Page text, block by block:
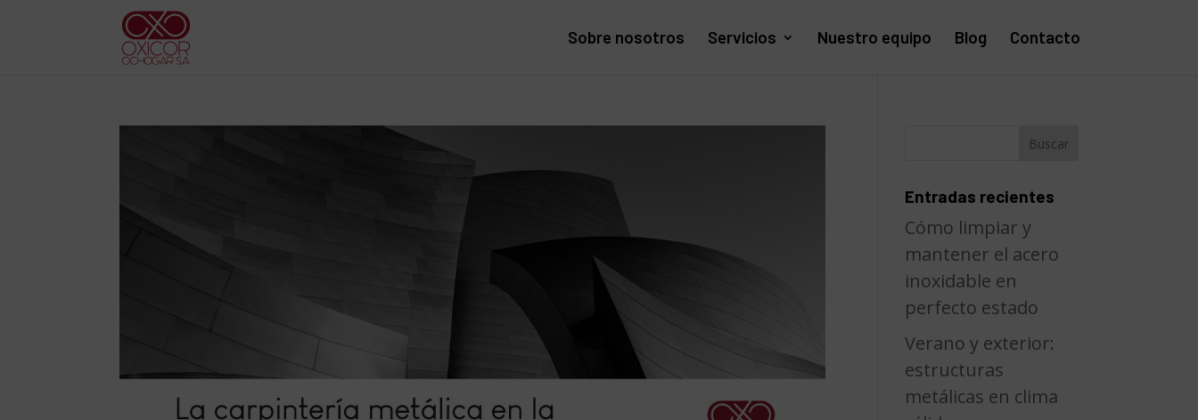
Sobre nosotros Servicios Nuestro equipo Blog Contacto
Entradas recientes
Cómo limpiar y
mantener el acero
inoxidable en
perfecto estado
Verano y exterior:
estructuras
metálicas en clima